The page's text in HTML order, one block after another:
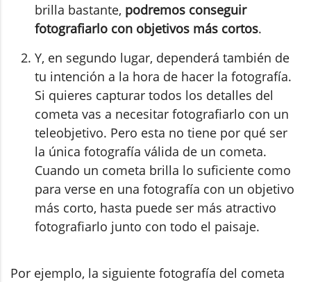
brilla bastante, podremos conseguir
fotografiarlo con objetivos más cortos.
Y, en segundo lugar, dependerá también de
tu intención a la hora de hacer la fotografía.
Si quieres capturar todos los detalles del
cometa vas a necesitar fotografiarlo con un
teleobjetivo. Pero esta no tiene por qué ser
la única fotografía válida de un cometa.
Cuando un cometa brilla lo suficiente como
para verse en una fotografía con un objetivo
más corto, hasta puede ser más atractivo
fotografiarlo junto con todo el paisaje.
Por ejemplo, la siguiente fotografía del cometa